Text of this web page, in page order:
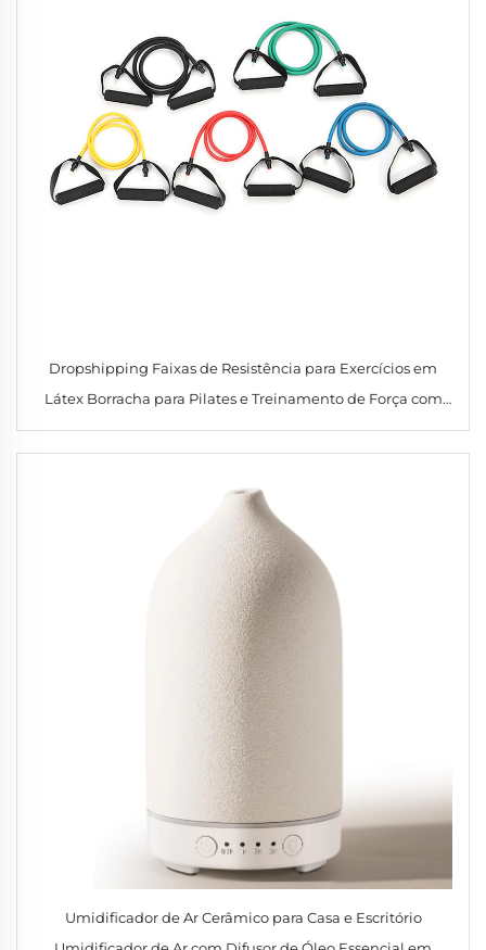
Dropshipping Faixas de Resistência para Exercícios em
Látex Borracha para Pilates e Treinamento de Força com
Acessórios para Academia
Umidificador de Ar Cerâmico para Casa e Escritório